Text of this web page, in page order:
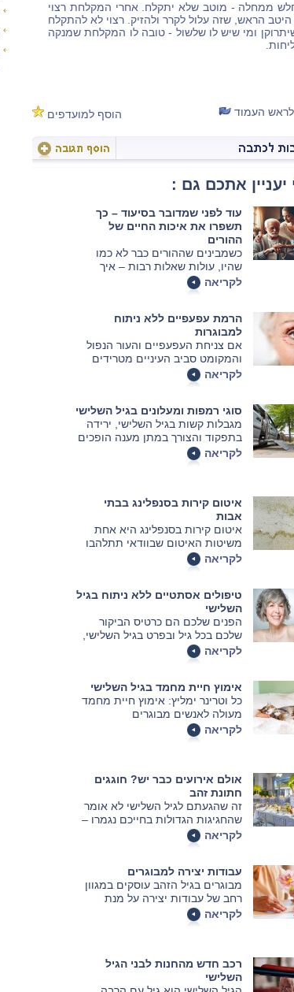
ממחלה - מוטב שלא יתקלח. אחרי המקלחת רצוי
היטב הראש, שזה עלול לקרר ולהזיק. רצוי לא להתקלח
ומי שיש לו שלשול - טובה לו המקלחת שמנקה
העמוד הוסף למועדפים
יעניין אתכם גם :
עוד לפני שמדובר בסיעוד – כך
תשפרו את איכות החיים של
ההורים
כשמבינים שההורים כבר לא כמו
שהיו, עולות שאלות רבות – איך
לעזור מבלי לפגוע, ואיך לשמור על
איכות חייהם מבלי לערער את
לקריאה
הרמת עפעפיים ללא ניתוח
למבוגרות
אם צניחת העפעפיים והעור הנפול
והמקומט סביב העיניים מטרידים
אותך, יש גם כמה שיטות לא
כירורגיות שיכולות לגרום לעינייך
אם כי הפלסטיקאים ימליצו בדרך
כלל על ניתוח שיפתור את הבעיה
לאורך זמן.
לקריאה
סוגי רמפות ומעלונים בגיל השלישי
מגבלות קשות בגיל השלישי, ירידה
בתפקוד והצורך במתן מענה הופכים
את הדרישה ואת הביקוש לרמפות
ולמעלונים לחלק בלתי נפרד מאביזרי
לקריאה
איטום קירות בסנפלינג בבתי
אבות
איטום קירות בסנפלינג היא אחת
משיטות האיטום שבוודאי תתלהבו
מאוד לראות
לקריאה
טיפולים אסתטיים ללא ניתוח בגיל
השלישי
הפנים שלכם הם כרטיס הביקור
שלכם בכל גיל ובפרט בגיל השלישי,
קבלו מידע ועצות לטיפולים
אסתטיים.
לקריאה
אימוץ חיית מחמד בגיל השלישי
כל וטרינר ימליץ: אימוץ חיית מחמד
מעולה לאנשים מבוגרים
לקריאה
אולם אירועים כבר יש? חוגגים
חתונת זהב
זה שהגעתם לגיל השלישי לא אומר
שהחגיגות הגדולות בחייכם נגמרו –
להיפך, יש הישגים נפלאים שראויים
לציון ולמסיבה: חתונת הכסף והזהב
לקריאה
עבודות יצירה למבוגרים
מבוגרים בגיל הזהב עוסקים במגוון
רחב של עבודות יצירה על מנת
לפתח יכולות מוטוריות, קוגניטיביות
ורגשיות. העבודות נבחרות בקפידה
לקריאה
רכב חדש מהחנות לבני הגיל
השלישי